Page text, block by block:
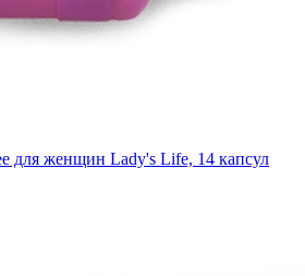
для женщин Lady's Life, 14 капсул